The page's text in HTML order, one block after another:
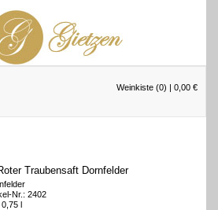
Weinkiste (0) | 0,00 €
Traubensaft Dornfelder
Nr.: 2402
l